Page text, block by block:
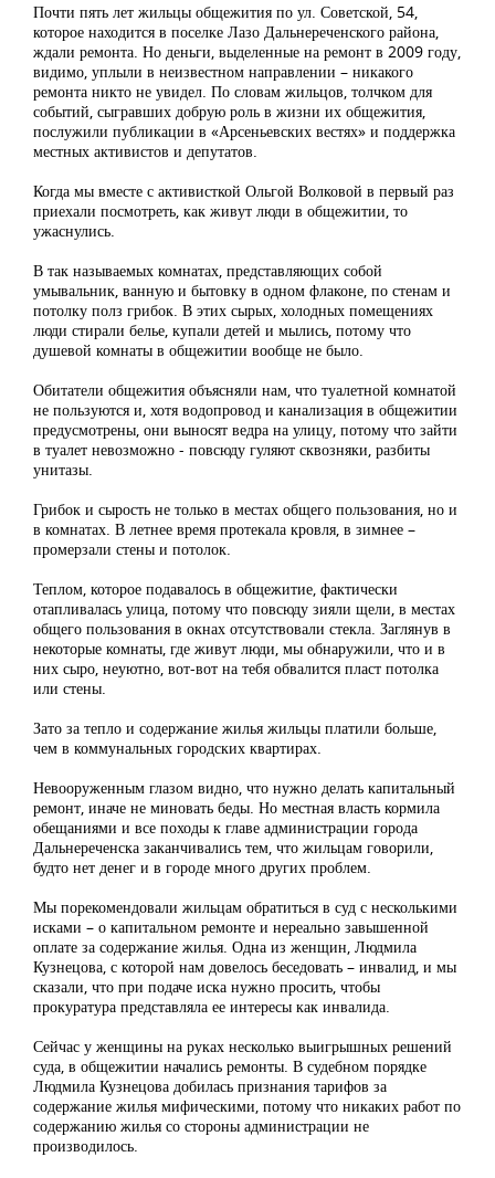
Почти пять лет жильцы общежития по ул. Советской, 54,
которое находится в поселке Лазо Дальнереченского района,
ждали ремонта. Но деньги, выделенные на ремонт в 2009 году,
видимо, уплыли в неизвестном направлении – никакого
ремонта никто не увидел. По словам жильцов, толчком для
событий, сыгравших добрую роль в жизни их общежития,
послужили публикации в «Арсеньевских вестях» и поддержка
местных активистов и депутатов.
Когда мы вместе с активисткой Ольгой Волковой в первый раз
приехали посмотреть, как живут люди в общежитии, то
ужаснулись.
В так называемых комнатах, представляющих собой
умывальник, ванную и бытовку в одном флаконе, по стенам и
потолку полз грибок. В этих сырых, холодных помещениях
люди стирали белье, купали детей и мылись, потому что
душевой комнаты в общежитии вообще не было.
Обитатели общежития объясняли нам, что туалетной комнатой
не пользуются и, хотя водопровод и канализация в общежитии
предусмотрены, они выносят ведра на улицу, потому что зайти
в туалет невозможно - повсюду гуляют сквозняки, разбиты
унитазы.
Грибок и сырость не только в местах общего пользования, но и
в комнатах. В летнее время протекала кровля, в зимнее –
промерзали стены и потолок.
Теплом, которое подавалось в общежитие, фактически
отапливалась улица, потому что повсюду зияли щели, в местах
общего пользования в окнах отсутствовали стекла. Заглянув в
некоторые комнаты, где живут люди, мы обнаружили, что и в
них сыро, неуютно, вот-вот на тебя обвалится пласт потолка
или стены.
Зато за тепло и содержание жилья жильцы платили больше,
чем в коммунальных городских квартирах.
Невооруженным глазом видно, что нужно делать капитальный
ремонт, иначе не миновать беды. Но местная власть кормила
обещаниями и все походы к главе администрации города
Дальнереченска заканчивались тем, что жильцам говорили,
будто нет денег и в городе много других проблем.
Мы порекомендовали жильцам обратиться в суд с несколькими
исками – о капитальном ремонте и нереально завышенной
оплате за содержание жилья. Одна из женщин, Людмила
Кузнецова, с которой нам довелось беседовать – инвалид, и мы
сказали, что при подаче иска нужно просить, чтобы
прокуратура представляла ее интересы как инвалида.
Сейчас у женщины на руках несколько выигрышных решений
суда, в общежитии начались ремонты. В судебном порядке
Людмила Кузнецова добилась признания тарифов за
содержание жилья мифическими, потому что никаких работ по
содержанию жилья со стороны администрации не
производилось.